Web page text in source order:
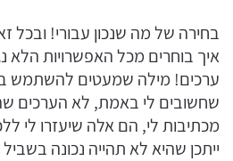
בחירה של מה שנכון עבורי! ובכל
איך בוחרים מכל האפשרויות הלא
ערכים! מילה שמעטים להשתמש
שחשובים לי באמת, לא הערכים
מכתיבות לי, הם אלה שיעזרו לי
ייתכן שהיא לא תהייה נכונה